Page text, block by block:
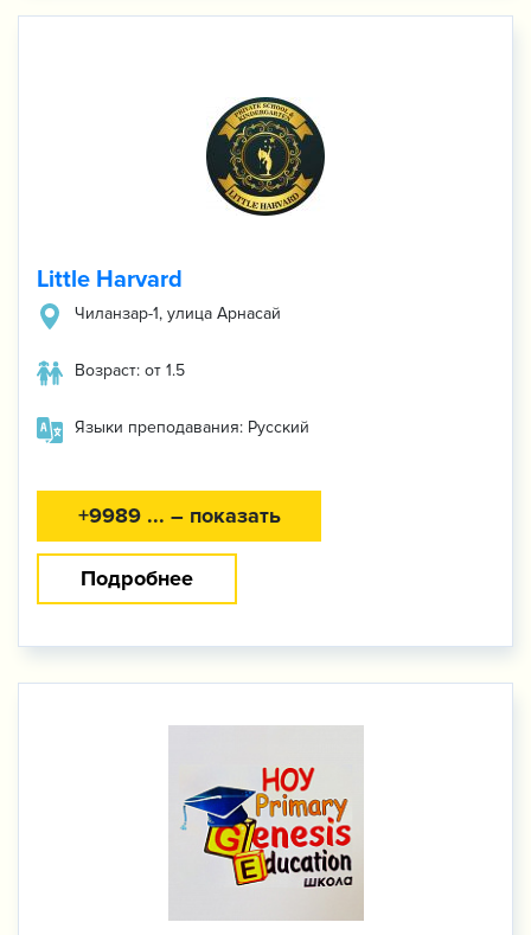
Little Harvard
Чиланзар-1, улица Арнасай
Возраст: от 1.5
Языки преподавания: Русский
+9989 ... – показать
Подробнее